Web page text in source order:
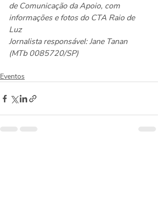
de Comunicação da Apoio, com
informações e fotos do CTA Raio de
Luz
Jornalista responsável: Jane Tanan
(MTb 0085720/SP)
Eventos